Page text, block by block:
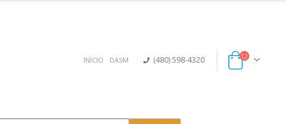
INICIO DASM (480) 598-4320